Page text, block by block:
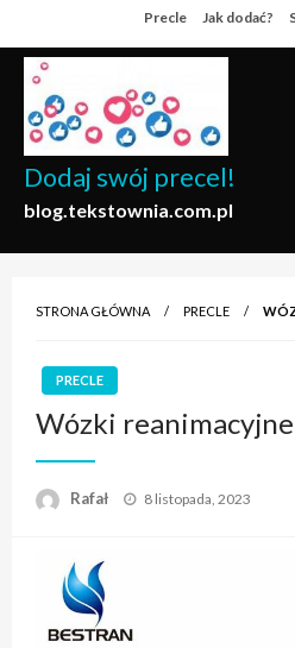
to
content
Precle Jak dodać?
Dodaj swój precel!
blog.tekstownia.com.pl
STRONA GŁÓWNA PRECLE
PRECLE
Wózki reanimacyjne
Rafał
Opublikowane
8 listopada, 2023